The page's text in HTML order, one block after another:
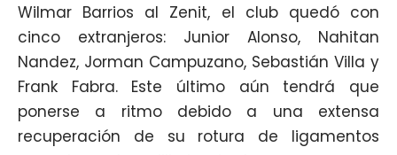
Wilmar Barrios al Zenit, el club quedó con
cinco extranjeros: Junior Alonso, Nahitan
Nandez, Jorman Campuzano, Sebastián Villa y
Frank Fabra. Este último aún tendrá que
ponerse a ritmo debido a una extensa
recuperación de su rotura de ligamentos